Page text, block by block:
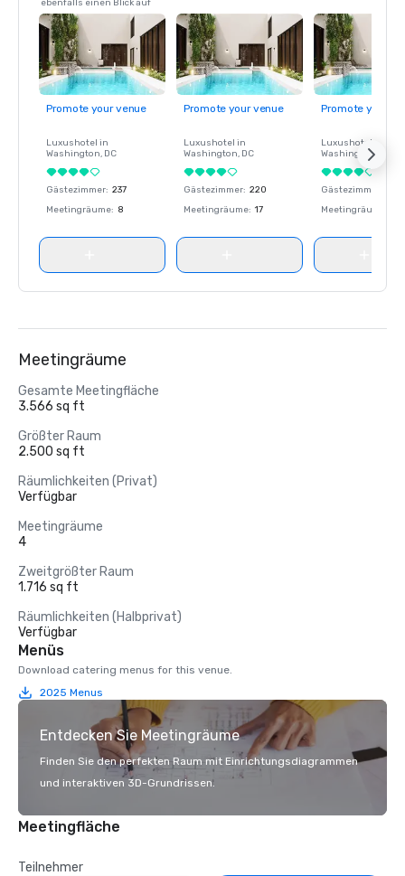
ebenfalls einen Blick auf
Promote your venue
Luxushotel in
Washington, DC
Gästezimmer: 237
Meetingräume: 8
Promote your venue
Luxushotel in
Washington, DC
Gästezimmer: 220
Meetingräume: 17
Promote your
Luxushotel in
Washington
Gästezimmer
Meetingräume
Meetingräume
Gesamte Meetingfläche
3.566 sq ft
Größter Raum
2.500 sq ft
Räumlichkeiten (Privat)
Verfügbar
Meetingräume
4
Zweitgrößter Raum
1.716 sq ft
Räumlichkeiten (Halbprivat)
Verfügbar
Menüs
Download catering menus for this venue.
2025 Menus
Entdecken Sie Meetingräume
Finden Sie den perfekten Raum mit Einrichtungsdiagrammen
und interaktiven 3D-Grundrissen.
Meetingfläche
Teilnehmer